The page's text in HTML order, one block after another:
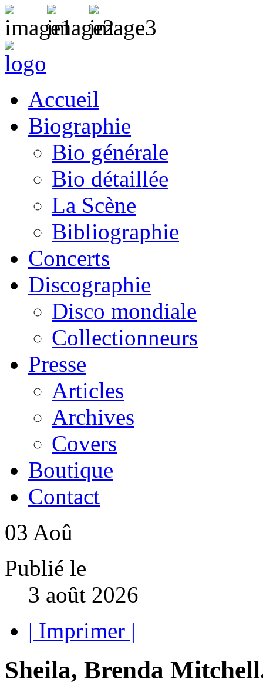
Accueil
Biographie
Bio générale
Bio détaillée
La Scène
Bibliographie
Concerts
Discographie
Disco mondiale
Collectionneurs
Presse
Articles
Archives
Covers
Boutique
Contact
03 Aoû
Publié le
3 août 2026
| Imprimer |
Sheila, Brenda